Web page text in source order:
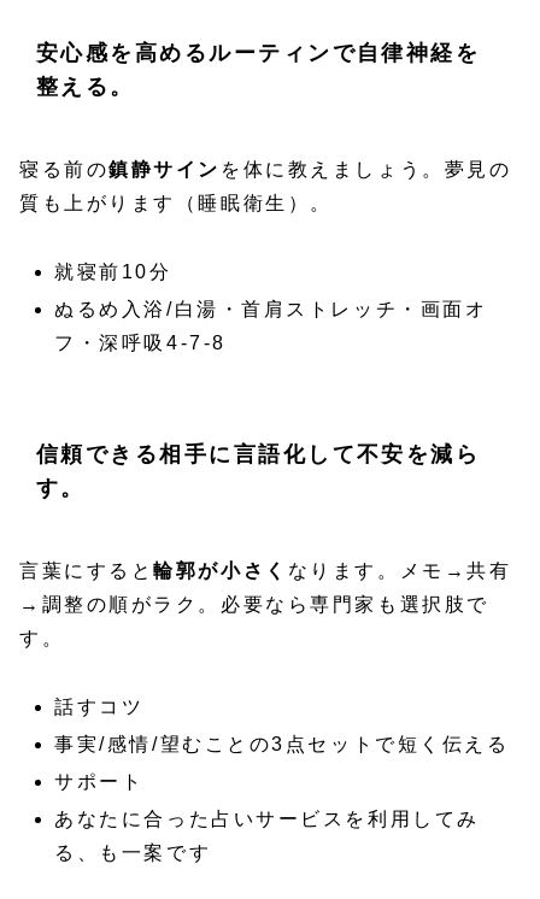
安心感を高めるルーティンで自律神経を
整える。
寝る前の鎮静サイン を体に教えましょう。夢見の
質も上がります（睡眠衛生）。
就寝前10分
ぬるめ入浴/白湯・首肩ストレッチ・画面オ
フ・深呼吸4-7-8
信頼できる相手に言語化して不安を減ら
す。
言葉にすると輪郭が小さく なります。メモ→共有
→調整の順がラク。必要なら専門家も選択肢で
す。
話すコツ
事実/感情/望むことの3点セットで短く伝える
サポート
あなたに合った占いサービスを利用してみ
る、も一案です